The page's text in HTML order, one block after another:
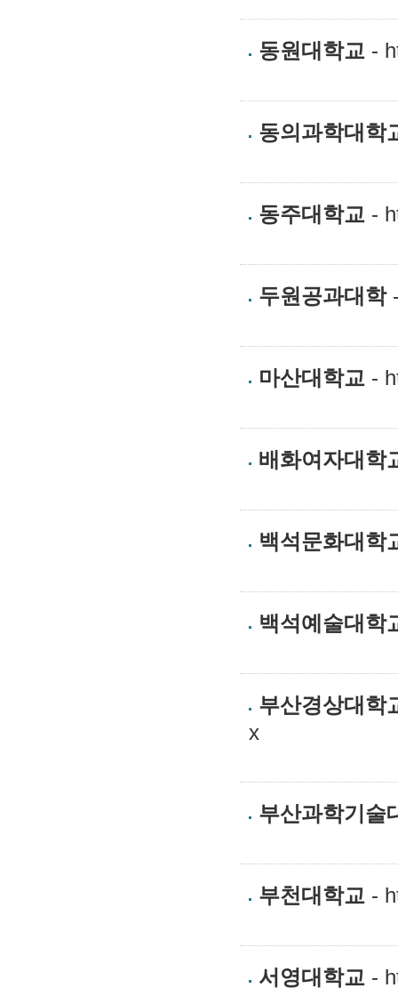
동원대학교 -
동의과학대학
동주대학교 -
두원공과대학-
마산대학교 -
배화여자대학
백석문화대학
백석예술대학
부산경상대학
x
부산과학기술
부천대학교 -
서영대학교 -